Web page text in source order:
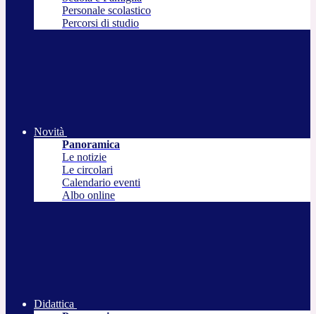
Personale scolastico
Percorsi di studio
Novità
Panoramica
Le notizie
Le circolari
Calendario eventi
Albo online
Didattica